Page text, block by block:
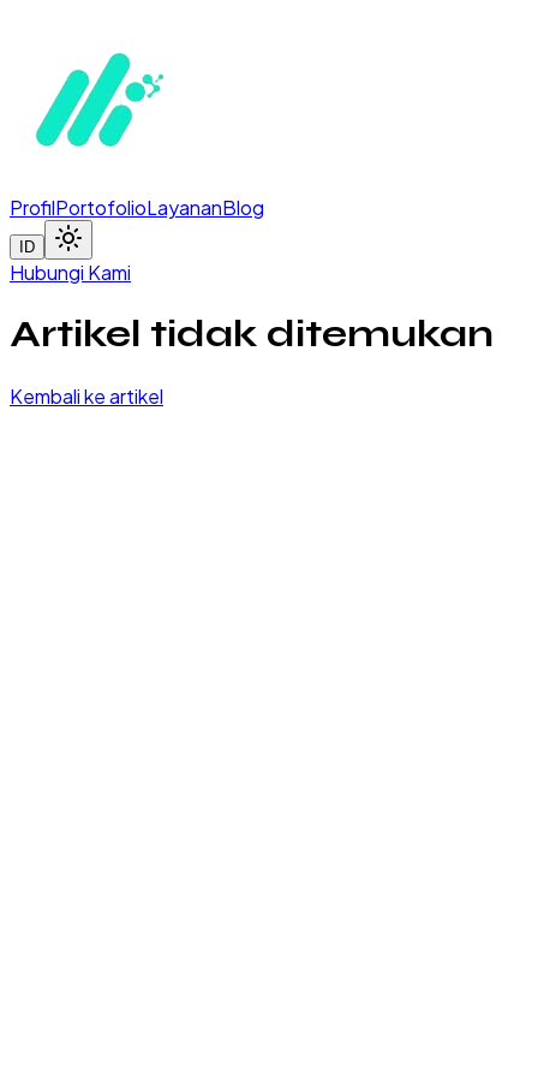
ProfilPortofolioLayananBlog
ID
Hubungi Kami
Artikel tidak ditemukan
Kembali ke artikel